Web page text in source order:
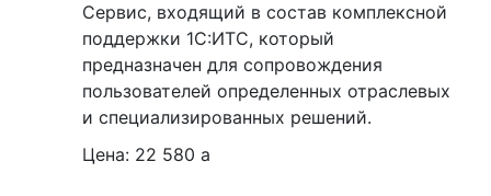
Сервис, входящий в состав комплексной
поддержки 1С:ИТС, который
предназначен для сопровождения
пользователей определенных отраслевых
и специализированных решений.
Цена: 22 580 a